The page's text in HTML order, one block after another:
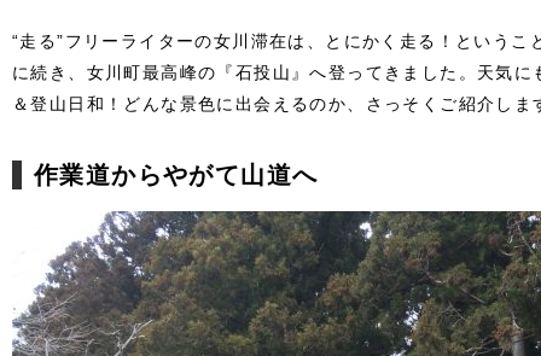
“走る”フリーライターの女川滞在は、とにかく走る！というこ
に続き、女川町最高峰の『石投山』へ登ってきました。天気
＆登山日和！どんな景色に出会えるのか、さっそくご紹介しま
作業道からやがて山道へ